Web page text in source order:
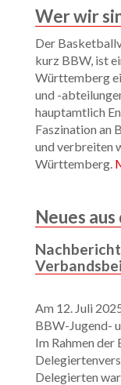
Wer wir
Der
kurz BBW, ist
Württemberg
und -
hauptamtlich
Faszination an
und verbreiten
Württemberg.
Neues
Am 12. Juli
BBW-Jugend-
Im Rahmen der
Delegierten